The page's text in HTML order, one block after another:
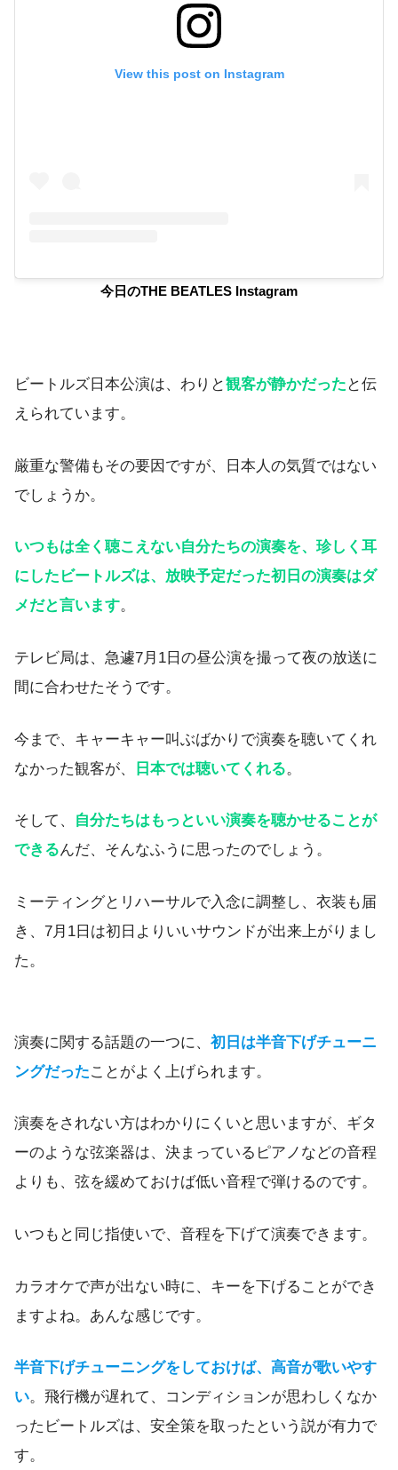
View this post on Instagram
今日のTHE BEATLES Instagram
ビートルズ日本公演は、わりと観客が静かだった と伝
えられています。
厳重な警備もその要因ですが、日本人の気質ではない
でしょうか。
いつもは全く聴こえない自分たちの演奏を、珍しく耳
にしたビートルズは、放映予定だった初日の演奏はダ
メだと言います。
テレビ局は、急遽7月1日の昼公演を撮って夜の放送に
間に合わせたそうです。
今まで、キャーキャー叫ぶばかりで演奏を聴いてくれ
なかった観客が、
日本では聴いてくれる。
そして、
自分たちはもっといい演奏を聴かせることが
できるんだ、そんなふうに思ったのでしょう。
ミーティングとリハーサルで入念に調整し、衣装も届
き、7月1日は初日よりいいサウンドが出来上がりまし
た。
演奏に関する話題の一つに、 初日は半音下げチューニ
ングだったことがよく上げられます。
演奏をされない方はわかりにくいと思いますが、ギタ
ーのような弦楽器は、決まっているピアノなどの音程
よりも、弦を緩めておけば低い音程で弾けるのです。
いつもと同じ指使いで、音程を下げて演奏できます。
カラオケで声が出ない時に、キーを下げることができ
ますよね。あんな感じです。
半音下げチューニングをしておけば、高音が歌いやす
い。飛行機が遅れて、コンディションが思わしくなか
ったビートルズは、安全策を取ったという説が有力で
す。